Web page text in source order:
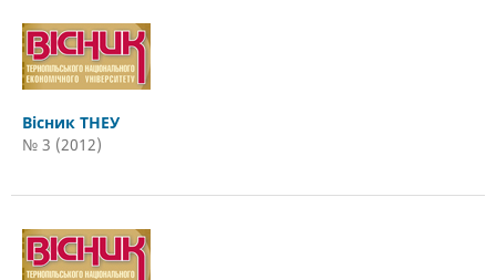
Вісник ТНЕУ
№ 3 (2012)